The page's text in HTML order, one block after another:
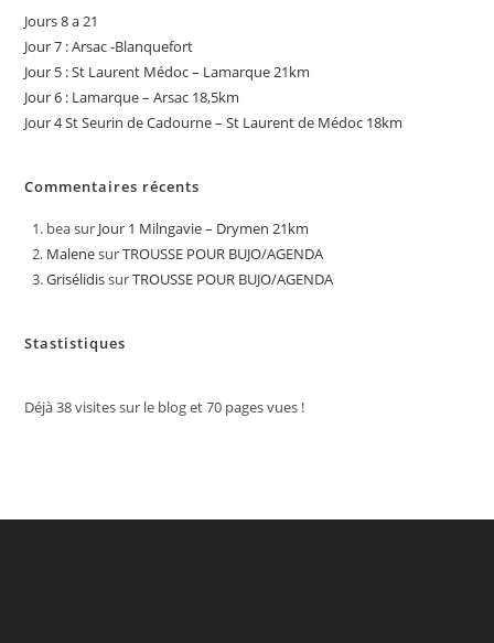
Jours 8 a 21
Jour 7 : Arsac -Blanquefort
Jour 5 : St Laurent Médoc – Lamarque 21km
Jour 6 : Lamarque – Arsac 18,5km
Jour 4 St Seurin de Cadourne – St Laurent de Médoc 18km
Commentaires récents
beasur Jour 1 Milngavie – Drymen 21km
MalenesurTROUSSE POUR BUJO/AGENDA
GrisélidissurTROUSSE POUR BUJO/AGENDA
Stastistiques
Déjà38visites sur le blog et70 pages vues !